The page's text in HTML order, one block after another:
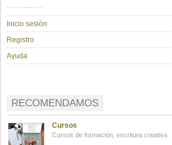
...............
Inicio sesión
Registro
Ayuda
RECOMENDAMOS
Cursos
Cursos de formación, escritura creativa.